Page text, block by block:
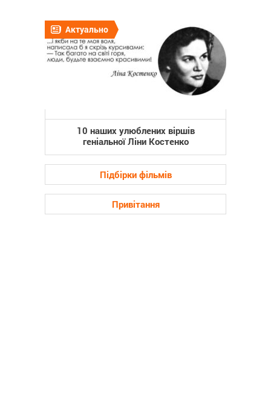
Актуально
10 наших улюблених віршів
геніальної Ліни Костенко
Підбірки фільмів
Привітання